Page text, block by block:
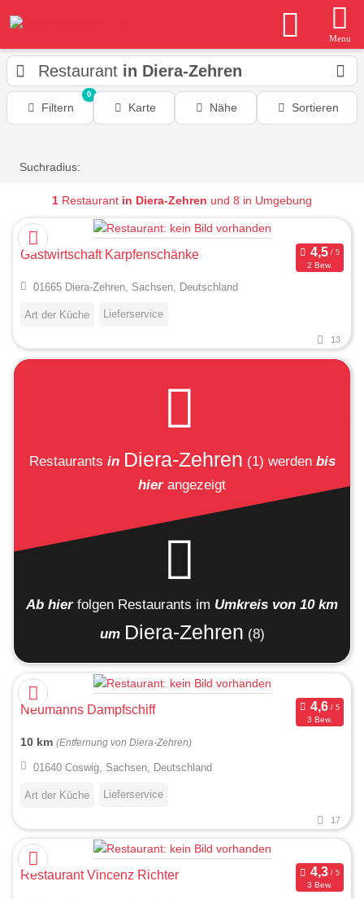
Menu
Restaurant in Diera-Zehren
Filtern
0
Karte Nähe Sortieren
Suchradius:
1 Restaurant in Diera-Zehren und 8 in Umgebung
Gastwirtschaft Karpfenschänke
2 Bew.
01665 Diera-Zehren, Sachsen, Deutschland
Art der Küche Lieferservice
13
Restaurants in Diera-Zehren (1) werden bis
hierangezeigt
Ab hier folgen Restaurants im Umkreis von 10 km
um Diera-Zehren (8)
Neumanns Dampfschiff
3 Bew.
10 km (Entfernung von Diera-Zehren)
01640 Coswig, Sachsen, Deutschland
Art der Küche Lieferservice
17
Restaurant Vincenz Richter
3 Bew.